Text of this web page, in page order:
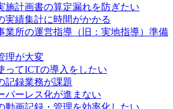
施計画書の算定漏れを防ぎたい
実績集計に時間がかかる
業所の運営指導（旧：実地指導）準備
理が大変
ってICTの導入をしたい
記録業務が課題
パーレス化が進まない
動画記録・管理を効率化したい